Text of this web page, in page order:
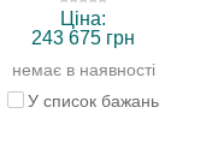
Ціна:
243 675 грн
немає в наявності
У список бажань